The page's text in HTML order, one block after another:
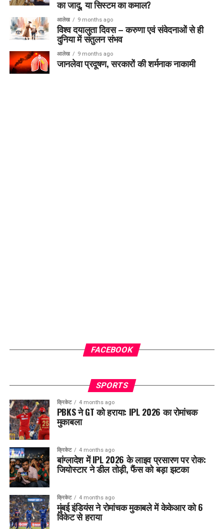
का जादू, या सिस्टम का कमाल?
आलेख 9 months ago
विश्व दयालुता दिवस – करुणा एवं संवेदनाओं से ही
दुनिया में संतुलन संभव
आलेख 9 months ago
जानलेवा प्रदूषण, सरकारों की शर्मनाक नाकामी
FACEBOOK
SPORTS
क्रिकेट 4 months ago
PBKS ने GT को हराया: IPL 2026 का रोमांचक
मुकाबला
क्रिकेट 4 months ago
बांग्लादेश में IPL 2026 के लाइव प्रसारण पर रोक:
जियोस्टार ने डील तोड़ी, फैंस को बड़ा झटका
क्रिकेट 4 months ago
मुंबई इंडियंस ने रोमांचक मुकाबले में केकेआर को 6
विकेट से हराया